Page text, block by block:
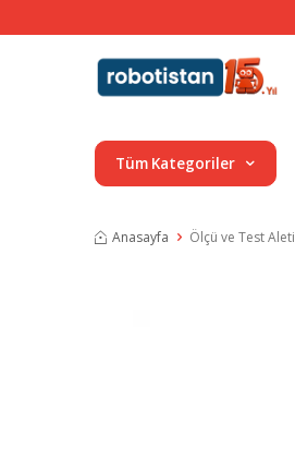
Tüm Kategoriler
Anasayfa Ölçü ve Test Aleti